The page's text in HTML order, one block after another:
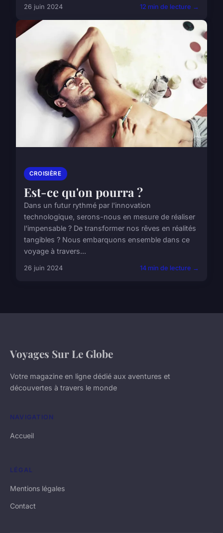
26 juin 2024 12 min de lecture →
CROISIÈRE
Est-ce qu'on pourra ?
Dans un futur rythmé par l'innovation
technologique, serons-nous en mesure de réaliser
l'impensable ? De transformer nos rêves en réalités
tangibles ? Nous embarquons ensemble dans ce
voyage à travers...
26 juin 2024 14 min de lecture →
Voyages Sur Le Globe
Votre magazine en ligne dédié aux aventures et
découvertes à travers le monde
NAVIGATION
Accueil
LÉGAL
Mentions légales
Contact